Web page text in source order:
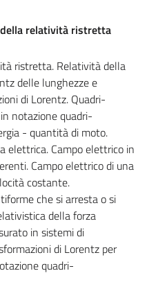
relatività ristretta
ristretta. Relatività della
delle lunghezze e
di Lorentz. Quadri-
notazione quadri-
- quantità di moto.
elettrica. Campo elettrico in
Campo elettrico di una
costante.
che si arresta o si
della forza
in sistemi di
di Lorentz per
quadri-